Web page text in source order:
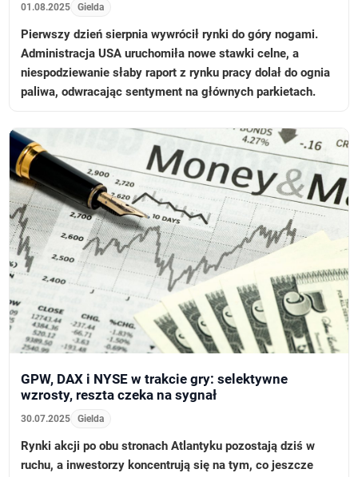
01.08.2025 Gielda
Pierwszy dzień sierpnia wywrócił rynki do góry nogami.
Administracja USA uruchomiła nowe stawki celne, a
niespodziewanie słaby raport z rynku pracy dolał do ognia
paliwa, odwracając sentyment na głównych parkietach.
GPW, DAX i NYSE w trakcie gry: selektywne
wzrosty, reszta czeka na sygnał
30.07.2025 Gielda
Rynki akcji po obu stronach Atlantyku pozostają dziś w
ruchu, a inwestorzy koncentrują się na tym, co jeszcze